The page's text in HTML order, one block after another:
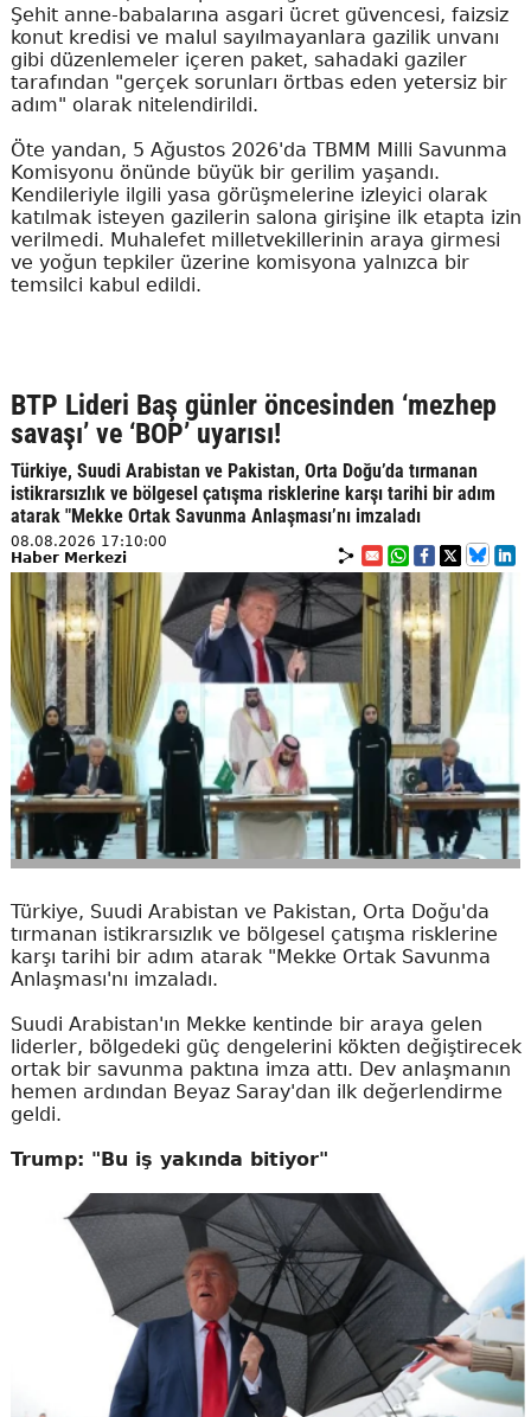
Şehit anne-babalarına asgari ücret güvencesi, faizsiz
konut kredisi ve malul sayılmayanlara gazilik unvanı
gibi düzenlemeler içeren paket, sahadaki gaziler
tarafından "gerçek sorunları örtbas eden yetersiz bir
adım" olarak nitelendirildi.
Öte yandan, 5 Ağustos 2026'da TBMM Milli Savunma
Komisyonu önünde büyük bir gerilim yaşandı.
Kendileriyle ilgili yasa görüşmelerine izleyici olarak
katılmak isteyen gazilerin salona girişine ilk etapta izin
verilmedi. Muhalefet milletvekillerinin araya girmesi
ve yoğun tepkiler üzerine komisyona yalnızca bir
temsilci kabul edildi.
BTP Lideri Baş günler öncesinden ‘mezhep
savaşı’ ve ‘BOP’ uyarısı!
Türkiye, Suudi Arabistan ve Pakistan, Orta Doğu’da tırmanan
istikrarsızlık ve bölgesel çatışma risklerine karşı tarihi bir adım
atarak "Mekke Ortak Savunma Anlaşması’nı imzaladı
08.08.2026 17:10:00
Haber Merkezi
Türkiye, Suudi Arabistan ve Pakistan, Orta Doğu'da
tırmanan istikrarsızlık ve bölgesel çatışma risklerine
karşı tarihi bir adım atarak "Mekke Ortak Savunma
Anlaşması'nı imzaladı.
Suudi Arabistan'ın Mekke kentinde bir araya gelen
liderler, bölgedeki güç dengelerini kökten değiştirecek
ortak bir savunma paktına imza attı. Dev anlaşmanın
hemen ardından Beyaz Saray'dan ilk değerlendirme
geldi.
Trump: "Bu iş yakında bitiyor"